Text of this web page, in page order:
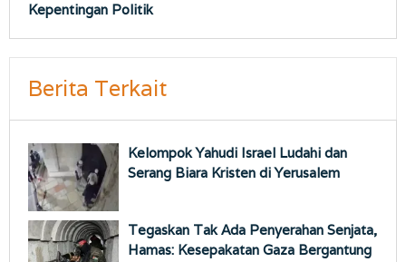
Kepentingan Politik
Berita Terkait
Kelompok Yahudi Israel Ludahi dan
Serang Biara Kristen di Yerusalem
Tegaskan Tak Ada Penyerahan Senjata,
Hamas: Kesepakatan Gaza Bergantung